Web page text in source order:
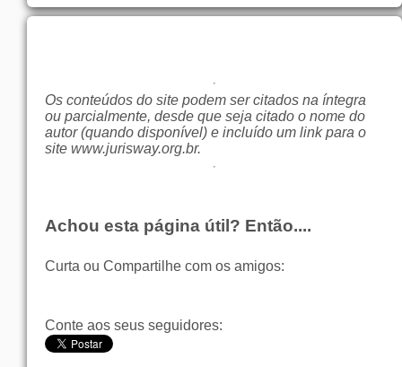
Os conteúdos do site podem ser citados na íntegra
ou parcialmente, desde que seja citado o nome do
autor (quando disponível) e incluído um link para o
site www.jurisway.org.br.
Achou esta página útil? Então....
Curta ou Compartilhe com os amigos:
Conte aos seus seguidores: